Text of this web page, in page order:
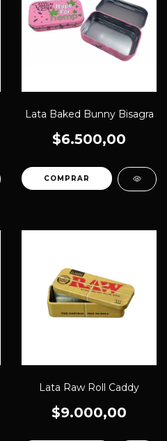
Lata Baked Bunny Bisagra
$6.500,00
Lata Raw Roll Caddy
$9.000,00